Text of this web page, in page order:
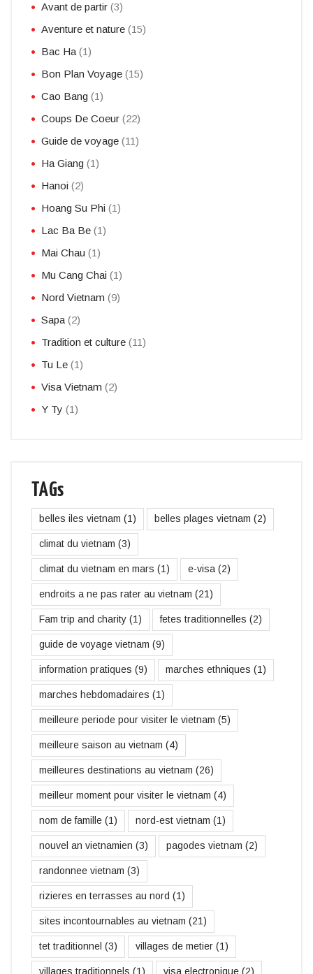
Avant de partir (3)
Aventure et nature (15)
Bac Ha (1)
Bon Plan Voyage (15)
Cao Bang (1)
Coups De Coeur (22)
Guide de voyage (11)
Ha Giang (1)
Hanoi (2)
Hoang Su Phi (1)
Lac Ba Be (1)
Mai Chau (1)
Mu Cang Chai (1)
Nord Vietnam (9)
Sapa (2)
Tradition et culture (11)
Tu Le (1)
Visa Vietnam (2)
Y Ty (1)
TAGs
belles iles vietnam (1) belles plages vietnam (2)
climat du vietnam (3)
climat du vietnam en mars (1) e-visa (2)
endroits a ne pas rater au vietnam (21)
Fam trip and charity (1) fetes traditionnelles (2)
guide de voyage vietnam (9)
information pratiques (9) marches ethniques (1)
marches hebdomadaires (1)
meilleure periode pour visiter le vietnam (5)
meilleure saison au vietnam (4)
meilleures destinations au vietnam (26)
meilleur moment pour visiter le vietnam (4)
nom de famille (1) nord-est vietnam (1)
nouvel an vietnamien (3) pagodes vietnam (2)
randonnee vietnam (3)
rizieres en terrasses au nord (1)
sites incontournables au vietnam (21)
tet traditionnel (3) villages de metier (1)
villages traditionnels (1) visa electronique (2)